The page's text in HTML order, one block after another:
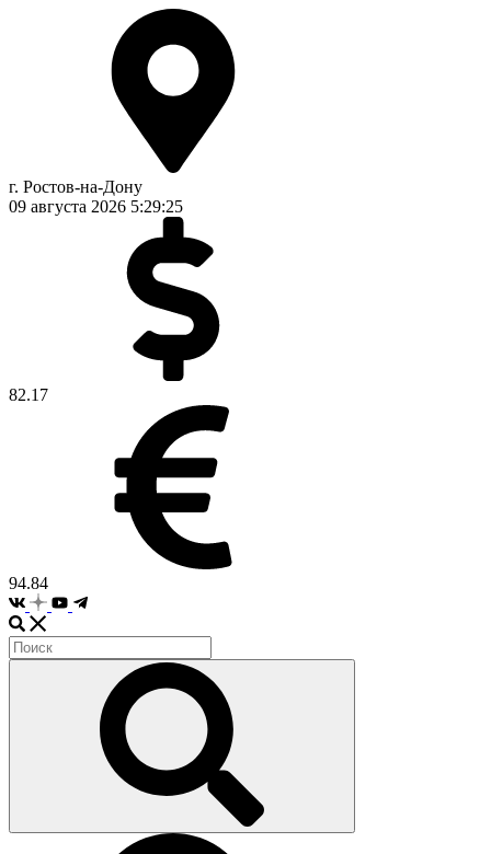
г. Ростов-на-Дону
09 августа 2026 5:29:26
82.17
94.84